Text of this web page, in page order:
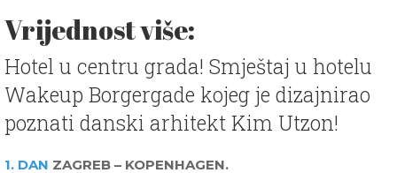
Vrijednost više:
Hotel u centru grada! Smještaj u hotelu
Wakeup Borgergade kojeg je dizajnirao
poznati danski arhitekt Kim Utzon!
1. DAN ZAGREB – KOPENHAGEN.